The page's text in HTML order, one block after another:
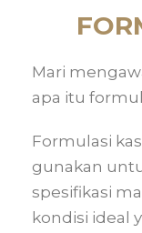
Mari
apa itu
Formulasi
gunakan
spesifikasi
kondisi ideal